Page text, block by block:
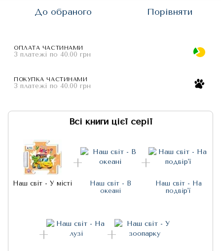
До обраного Порівняти
ОПЛАТА ЧАСТИНАМИ
3 платежі по 40.00 грн
ПОКУПКА ЧАСТИНАМИ
3 платежі по 40.00 грн
Всі книги цієї серії
Наш світ - У місті
Наш світ - В
океані
Наш світ - На
подвір'ї